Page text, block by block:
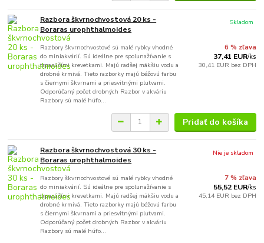
Razbora škvrnochvostová 20 ks -
Boraras urophthalmoides
Razbory škvrnochvostové sú malé rybky vhodné
do miniakvárií. Sú ideálne pre spolunažívanie s
trpasličími krevetkami. Majú radšej mäkšiu vodu a
drobné krmivá. Tieto razborky majú béžovú farbu
s čiernymi škvrnami a priesvitnými plutvami.
Odporúčaný počet drobných Razbor v akváriu
Razbory sú malé húfo...
6 % zľava
37,41 EUR/ks
30,41 EUR bez DPH
Skladom
Pridať do košíka
Razbora škvrnochvostová 30 ks -
Boraras urophthalmoides
Razbory škvrnochvostové sú malé rybky vhodné
do miniakvárií. Sú ideálne pre spolunažívanie s
trpasličími krevetkami. Majú radšej mäkšiu vodu a
drobné krmivá. Tieto razborky majú béžovú farbu
s čiernymi škvrnami a priesvitnými plutvami.
Odporúčaný počet drobných Razbor v akváriu
Razbory sú malé húfo...
7 % zľava
55,52 EUR/ks
45,14 EUR bez DPH
Nie je skladom